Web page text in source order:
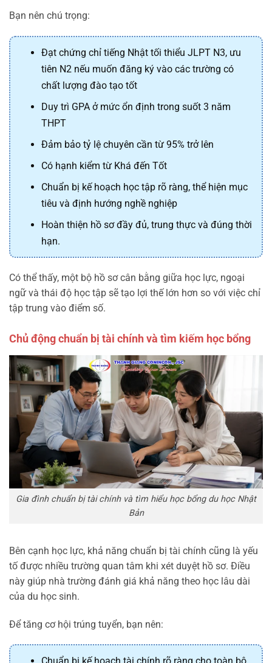
Bạn nên chú trọng:
Đạt chứng chỉ tiếng Nhật tối thiểu JLPT N3, ưu
tiên N2 nếu muốn đăng ký vào các trường có
chất lượng đào tạo tốt
Duy trì GPA ở mức ổn định trong suốt 3 năm
THPT
Đảm bảo tỷ lệ chuyên cần từ 95% trở lên
Có hạnh kiểm từ Khá đến Tốt
Chuẩn bị kế hoạch học tập rõ ràng, thể hiện mục
tiêu và định hướng nghề nghiệp
Hoàn thiện hồ sơ đầy đủ, trung thực và đúng thời
hạn.
Có thể thấy, một bộ hồ sơ cân bằng giữa học lực, ngoại
ngữ và thái độ học tập sẽ tạo lợi thế lớn hơn so với việc chỉ
tập trung vào điểm số.
Chủ động chuẩn bị tài chính và tìm kiếm học bổng
Gia đình chuẩn bị tài chính và tìm hiểu học bổng du học Nhật
Bản
Bên cạnh học lực, khả năng chuẩn bị tài chính cũng là yếu
tố được nhiều trường quan tâm khi xét duyệt hồ sơ. Điều
này giúp nhà trường đánh giá khả năng theo học lâu dài
của du học sinh.
Để tăng cơ hội trúng tuyển, bạn nên: